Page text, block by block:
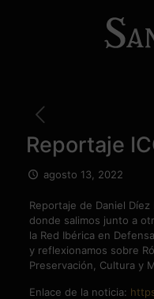
Reportaje
agosto 13, 2022
Reportaje de Daniel Díez
donde salimos junto a
la Red Ibérica en
y reflexionamos sobre
Preservación, Cultura y
Enlace de la noticia: